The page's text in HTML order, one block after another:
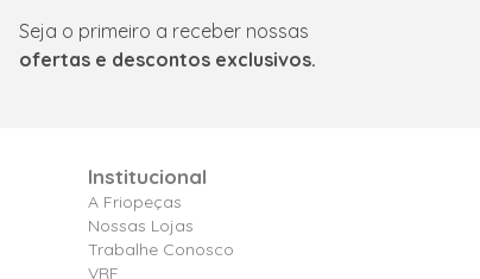
Seja o primeiro a receber nossas
ofertas e descontos exclusivos.
Institucional
A Friopeças
Nossas Lojas
Trabalhe Conosco
VRF